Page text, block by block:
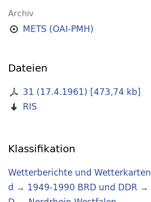
Archiv
METS (OAI-PMH)
Dateien
31 (17.4.1961) [473,74 kb]
RIS
Klassifikation
Wetterberichte und Wetterkarten
d → 1949-1990 BRD und DDR →